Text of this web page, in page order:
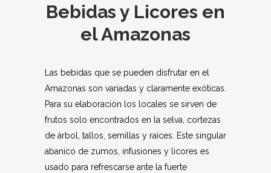
Bebidas y Licores en
el Amazonas
Las bebidas que se pueden disfrutar en el
Amazonas son variadas y claramente exóticas.
Para su elaboración los locales se sirven de
frutos solo encontrados en la selva, cortezas
de árbol, tallos, semillas y raíces. Este singular
abanico de zumos, infusiones y licores es
usado para refrescarse ante la fuerte